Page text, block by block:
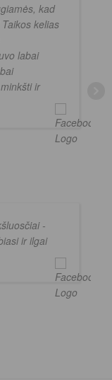
kad
kelias
labai
ir
-
ir ilgai